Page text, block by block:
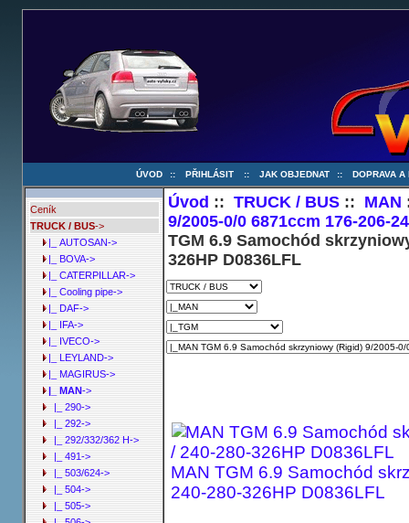
ÚVOD :: PŘIHLÁSIT :: JAK OBJEDNAT :: DOPRAVA A
Ceník
TRUCK / BUS->
|_ AUTOSAN->
|_ BOVA->
|_ CATERPILLAR->
|_ Cooling pipe->
|_ DAF->
|_ IFA->
|_ IVECO->
|_ LEYLAND->
|_ MAGIRUS->
|_ MAN->
|_ 290->
|_ 292->
|_ 292/332/362 H->
|_ 491->
|_ 503/624->
|_ 504->
|_ 505->
Úvod ::TRUCK / BUS :: MAN
9/2005-0/0 6871ccm 176-206-
TGM 6.9 Samochód
326HP D0836LFL
MAN TGM 6.9 Samochód
240-280-326HP D0836LFL